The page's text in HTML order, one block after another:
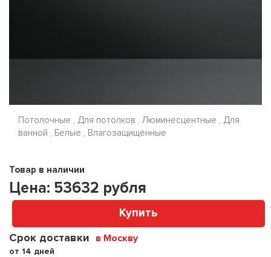
Потолочные , Для потолков , Люминесцентные , Для
ванной , Белые , Влагозащищенные
Товар в наличии
Цена: 53632 рубля
Купить
Срок доставки в Москву
от 14 дней